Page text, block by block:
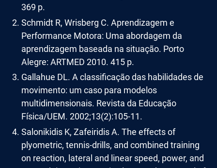
369 p.
Schmidt R, Wrisberg C. Aprendizagem e
Performance Motora: Uma abordagem da
aprendizagem baseada na situação. Porto
Alegre: ARTMED 2010. 415 p.
Gallahue DL. A classificação das habilidades de
movimento: um caso para modelos
multidimensionais. Revista da Educação
Física/UEM. 2002;13(2):105-11.
Salonikidis K, Zafeiridis A. The effects of
plyometric, tennis-drills, and combined training
on reaction, lateral and linear speed, power, and